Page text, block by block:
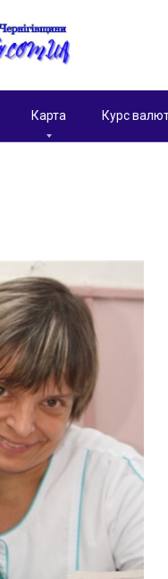
Карта Курс